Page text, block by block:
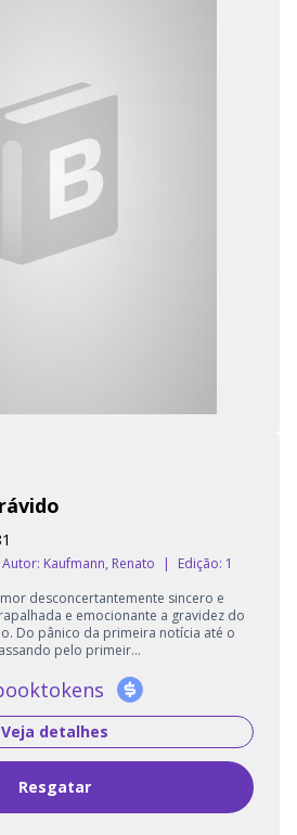
Autor: Kaufmann, Renato |
Edição: 1
desconcertantemente sincero e
e emocionante a gravidez do
Do pânico da primeira notícia até o
pelo primeir...
Veja detalhes
Resgatar